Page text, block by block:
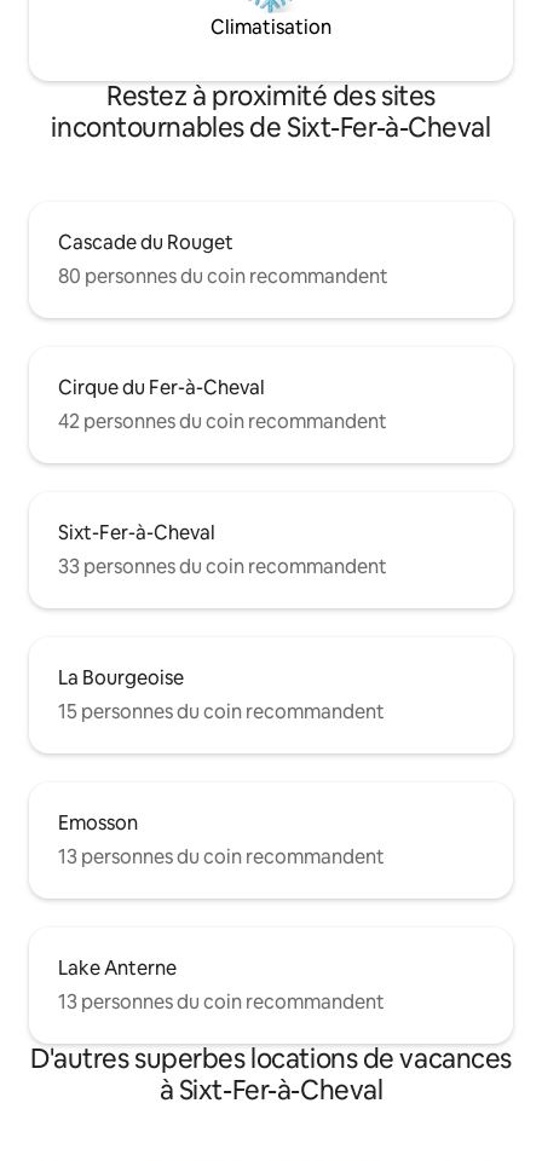
Climatisation
Restez à proximité des sites
incontournables de Sixt-Fer-à-Cheval
Cascade du Rouget
80 personnes du coin recommandent
Cirque du Fer-à-Cheval
42 personnes du coin recommandent
Sixt-Fer-à-Cheval
33 personnes du coin recommandent
La Bourgeoise
15 personnes du coin recommandent
Emosson
13 personnes du coin recommandent
Lake Anterne
13 personnes du coin recommandent
D'autres superbes locations de vacances
à Sixt-Fer-à-Cheval